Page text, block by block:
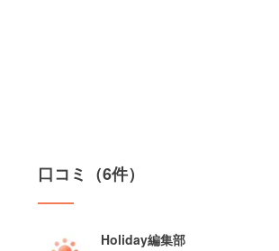
口コミ（6件）
Holiday編集部